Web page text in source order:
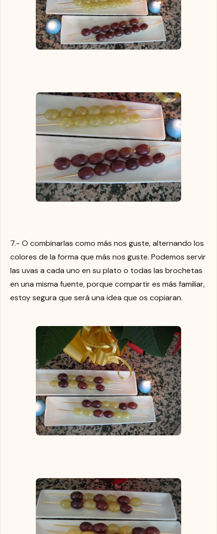
7.- O combinarlas como más nos guste, alternando los
colores de la forma que más nos guste. Podemos servir
las uvas a cada uno en su plato o todas las brochetas
en una misma fuente, porque compartir es más familiar,
estoy segura que será una idea que os copiaran.